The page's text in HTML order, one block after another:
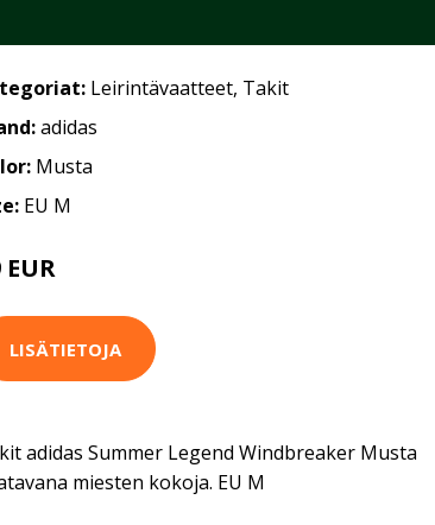
Leirintävaatteet, Takit
adidas
Musta
EU M
EUR
LISÄTIETOJA
adidas Summer Legend Windbreaker Musta
miesten kokoja. EU M